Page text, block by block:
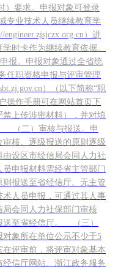
）要求。申报对象可登录
专业技术人员继续教育学
）进
时卡作为继续教育依据。
报。申报对象通过全省统
任职资格申报与评审管理
）（以下简称“职
操作手册可在网站首页下
上传涉密材料），并对填
（二）审核与报送。申
核、逐级报送的原则逐级
设区市经信局会同人力社
申报材料需经省主管部门
报送至省经信厅。无主管
人员申报，可通过其人事
会同人力社保部门审核
送至省经信厅。 （三）
象所在单位公示不少于5
评审前，将评审对象基本
信厅网站、浙江政务服务